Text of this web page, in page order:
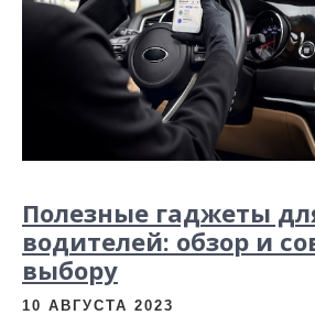
Полезные гаджеты
водителей: обзор и
выбору
10 АВГУСТА 2023